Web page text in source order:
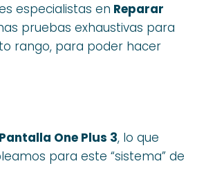
especialistas en Reparar
pruebas exhaustivas para
rango, para poder hacer
One Plus 3, lo que
para este “sistema” de